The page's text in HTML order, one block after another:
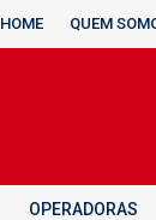
HOME QUEM
OPERADORAS